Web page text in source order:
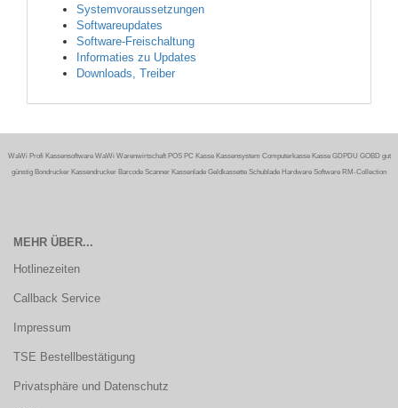
Systemvoraussetzungen
Softwareupdates
Software-Freischaltung
Informaties zu Updates
Downloads, Treiber
WaWi Profi Kassensoftware WaWi Warenwirtschaft POS PC Kasse Kassensystem Computerkasse Kasse GDPDU GOBD gut
günstig Bondrucker Kassendrucker Barcode Scanner Kassenlade Geldkassette Schublade Hardware Software RM-Collection
MEHR ÜBER...
Hotlinezeiten
Callback Service
Impressum
TSE Bestellbestätigung
Privatsphäre und Datenschutz